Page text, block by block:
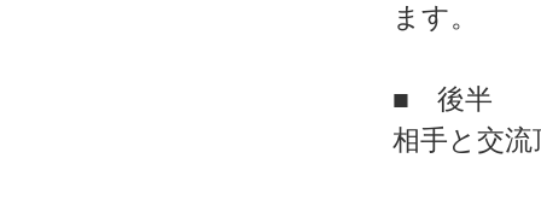
ます。
■ 後半 お
相手と交